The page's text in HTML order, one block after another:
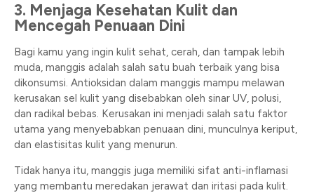
3. Menjaga Kesehatan Kulit dan
Mencegah Penuaan Dini
Bagi kamu yang ingin kulit sehat, cerah, dan tampak lebih
muda, manggis adalah salah satu buah terbaik yang bisa
dikonsumsi. Antioksidan dalam manggis mampu melawan
kerusakan sel kulit yang disebabkan oleh sinar UV, polusi,
dan radikal bebas. Kerusakan ini menjadi salah satu faktor
utama yang menyebabkan penuaan dini, munculnya keriput,
dan elastisitas kulit yang menurun.
Tidak hanya itu, manggis juga memiliki sifat anti-inflamasi
yang membantu meredakan jerawat dan iritasi pada kulit.